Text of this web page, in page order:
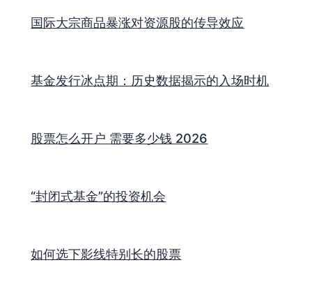
国际大宗商品暴涨对资源股的传导效应
基金发行冰点期：历史数据揭示的入场时机
股票怎么开户 需要多少钱 2026
“封闭式基金”的投资机会
如何选下影线特别长的股票